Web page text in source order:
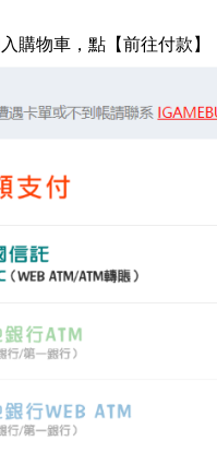
購物車，點【前往付款 】